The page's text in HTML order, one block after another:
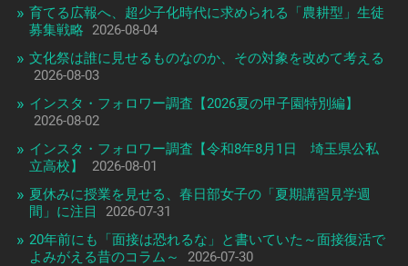
育てる広報へ、超少子化時代に求められる「農耕型」生徒
募集戦略
2026-08-04
文化祭は誰に見せるものなのか、その対象を改めて考える
2026-08-03
インスタ・フォロワー調査【2026夏の甲子園特別編】
2026-08-02
インスタ・フォロワー調査【令和8年8月1日 埼玉県公私
立高校】
2026-08-01
夏休みに授業を見せる、春日部女子の「夏期講習見学週
間」に注目
2026-07-31
20年前にも「面接は恐れるな」と書いていた～面接復活で
よみがえる昔のコラム～
2026-07-30